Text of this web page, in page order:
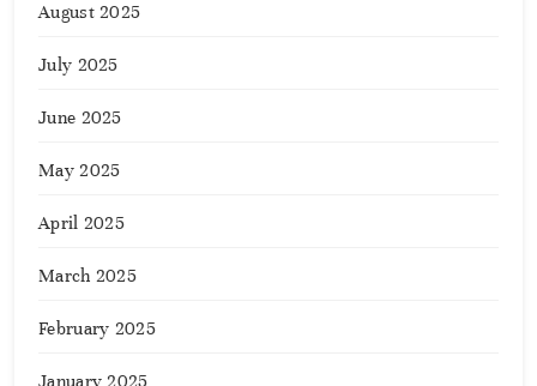
August 2025
July 2025
June 2025
May 2025
April 2025
March 2025
February 2025
January 2025